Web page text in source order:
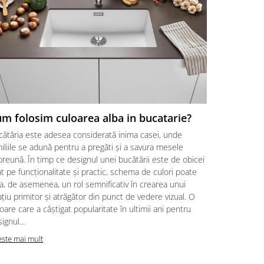
folosim culoarea alba in bucatarie?
este adesea considerată inima casei, unde
se adună pentru a pregăti și a savura mesele
În timp ce designul unei bucătării este de obicei
pe funcționalitate și practic, schema de culori poate
de asemenea, un rol semnificativ în crearea unui
primitor și atrăgător din punct de vedere vizual. O
care a câștigat popularitate în ultimii ani pentru
mai mult